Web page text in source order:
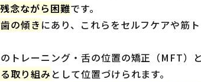
念ながら困難です。
の傾き にあり、これらをセルフケアや筋
トレーニング・舌の位置の矯正（MFT）
取り組み として位置づけられます。